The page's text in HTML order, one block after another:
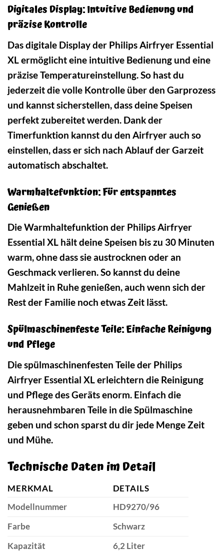
Digitales Display: Intuitive Bedienung und
präzise Kontrolle
Das digitale Display der Philips Airfryer Essential
XL ermöglicht eine intuitive Bedienung und eine
präzise Temperatureinstellung. So hast du
jederzeit die volle Kontrolle über den Garprozess
und kannst sicherstellen, dass deine Speisen
perfekt zubereitet werden. Dank der
Timerfunktion kannst du den Airfryer auch so
einstellen, dass er sich nach Ablauf der Garzeit
automatisch abschaltet.
Warmhaltefunktion: Für entspanntes
Genießen
Die Warmhaltefunktion der Philips Airfryer
Essential XL hält deine Speisen bis zu 30 Minuten
warm, ohne dass sie austrocknen oder an
Geschmack verlieren. So kannst du deine
Mahlzeit in Ruhe genießen, auch wenn sich der
Rest der Familie noch etwas Zeit lässt.
Spülmaschinenfeste Teile: Einfache Reinigung
und Pflege
Die spülmaschinenfesten Teile der Philips
Airfryer Essential XL erleichtern die Reinigung
und Pflege des Geräts enorm. Einfach die
herausnehmbaren Teile in die Spülmaschine
geben und schon sparst du dir jede Menge Zeit
und Mühe.
Technische Daten im Detail
MERKMAL
DETAILS
Modellnummer
HD9270/96
Farbe
Schwarz
Kapazität
6,2 Liter